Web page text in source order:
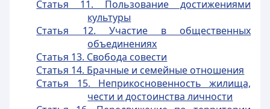
Статья 11. Пользование достижениями
культуры
Статья 12. Участие в общественных
объединениях
Статья 13. Свобода совести
Статья 14. Брачные и семейные отношения
Статья 15. Неприкосновенность жилища,
чести и достоинства личности